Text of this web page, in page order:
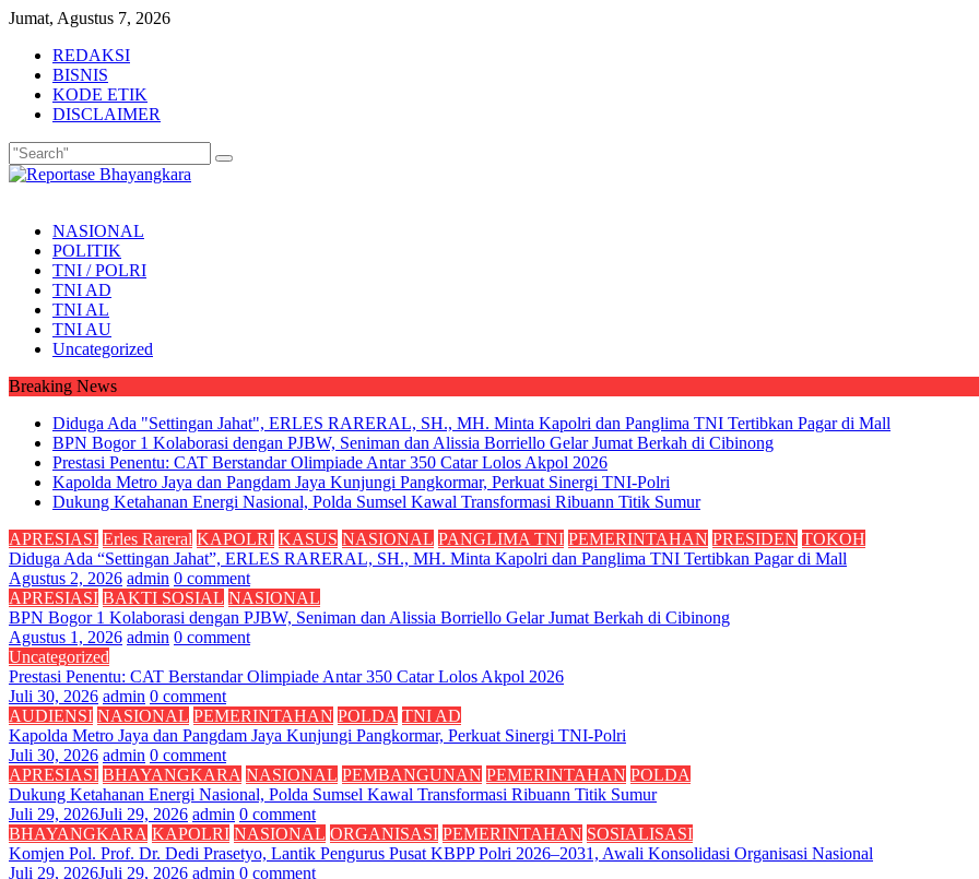
Skip
content
Jumat, Agustus 7, 2026
REDAKSI
BISNIS
KODE ETIK
DISCLAIMER
NASIONAL
POLITIK
TNI / POLRI
TNI AD
TNI AL
TNI AU
Uncategorized
Breaking News
Diduga Ada "Settingan Jahat", ERLES RARERAL, SH., MH. Minta Kapolri dan Panglima TNI Tertibkan Pagar di Mall
BPN Bogor 1 Kolaborasi dengan PJBW, Seniman dan Alissia Borriello Gelar Jumat Berkah di Cibinong
Prestasi Penentu: CAT Berstandar Olimpiade Antar 350 Catar Lolos Akpol 2026
Kapolda Metro Jaya dan Pangdam Jaya Kunjungi Pangkormar, Perkuat Sinergi TNI-Polri
Dukung Ketahanan Energi Nasional, Polda Sumsel Kawal Transformasi Ribuann Titik Sumur
APRESIASI Erles Rareral KAPOLRI KASUS NASIONAL PANGLIMA TNI PEMERINTAHAN PRESIDEN TOKOH
Diduga Ada “Settingan Jahat”, ERLES RARERAL, SH., MH. Minta Kapolri dan Panglima TNI Tertibkan Pagar di Mall
Agustus 2, 2026 admin 0 comment
APRESIASI BAKTI SOSIAL NASIONAL
BPN Bogor 1 Kolaborasi dengan PJBW, Seniman dan Alissia Borriello Gelar Jumat Berkah di Cibinong
Agustus 1, 2026 admin 0 comment
Uncategorized
Prestasi Penentu: CAT Berstandar Olimpiade Antar 350 Catar Lolos Akpol 2026
Juli 30, 2026 admin 0 comment
AUDIENSI NASIONAL PEMERINTAHAN POLDA TNI AD
Kapolda Metro Jaya dan Pangdam Jaya Kunjungi Pangkormar, Perkuat Sinergi TNI-Polri
Juli 30, 2026 admin 0 comment
APRESIASI BHAYANGKARA NASIONAL PEMBANGUNAN PEMERINTAHAN POLDA
Dukung Ketahanan Energi Nasional, Polda Sumsel Kawal Transformasi Ribuann Titik Sumur
Juli 29, 2026Juli 29, 2026 admin 0 comment
BHAYANGKARA KAPOLRI NASIONAL ORGANISASI PEMERINTAHAN SOSIALISASI
Komjen Pol. Prof. Dr. Dedi Prasetyo, Lantik Pengurus Pusat KBPP Polri 2026–2031, Awali Konsolidasi Organisasi Nasional
Juli 29, 2026Juli 29, 2026 admin 0 comment